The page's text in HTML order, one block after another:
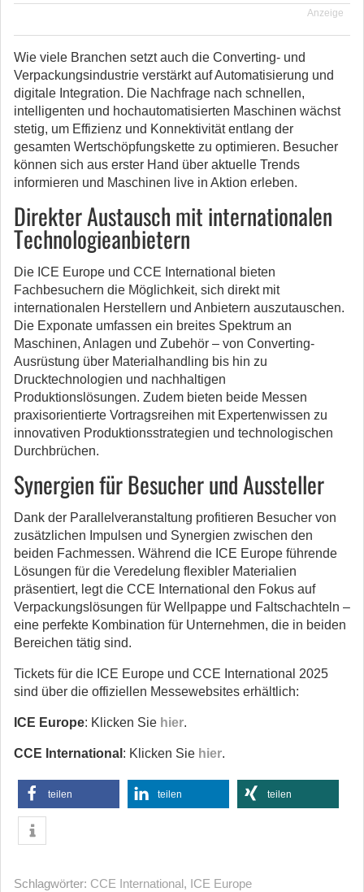
Anzeige
Wie viele Branchen setzt auch die Converting- und
Verpackungsindustrie verstärkt auf Automatisierung und
digitale Integration. Die Nachfrage nach schnellen,
intelligenten und hochautomatisierten Maschinen wächst
stetig, um Effizienz und Konnektivität entlang der
gesamten Wertschöpfungskette zu optimieren. Besucher
können sich aus erster Hand über aktuelle Trends
informieren und Maschinen live in Aktion erleben.
Direkter Austausch mit internationalen
Technologieanbietern
Die ICE Europe und CCE International bieten
Fachbesuchern die Möglichkeit, sich direkt mit
internationalen Herstellern und Anbietern auszutauschen.
Die Exponate umfassen ein breites Spektrum an
Maschinen, Anlagen und Zubehör – von Converting-
Ausrüstung über Materialhandling bis hin zu
Drucktechnologien und nachhaltigen
Produktionslösungen. Zudem bieten beide Messen
praxisorientierte Vortragsreihen mit Expertenwissen zu
innovativen Produktionsstrategien und technologischen
Durchbrüchen.
Synergien für Besucher und Aussteller
Dank der Parallelveranstaltung profitieren Besucher von
zusätzlichen Impulsen und Synergien zwischen den
beiden Fachmessen. Während die ICE Europe führende
Lösungen für die Veredelung flexibler Materialien
präsentiert, legt die CCE International den Fokus auf
Verpackungslösungen für Wellpappe und Faltschachteln –
eine perfekte Kombination für Unternehmen, die in beiden
Bereichen tätig sind.
Tickets für die ICE Europe und CCE International 2025
sind über die offiziellen Messewebsites erhältlich:
ICE Europe: Klicken Sie hier.
CCE International : Klicken Sie hier.
teilen teilen teilen
Schlagwörter: CCE International, ICE Europe